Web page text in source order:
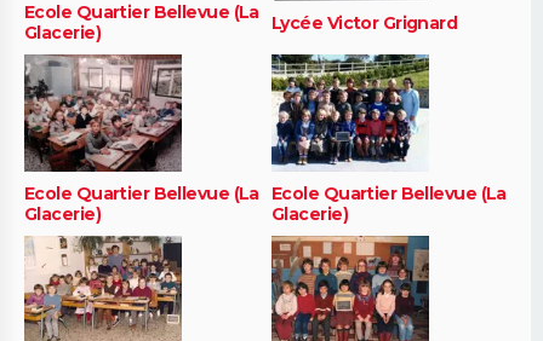
Ecole Quartier Bellevue (La
Glacerie)
Lycée Victor Grignard
Ecole Quartier Bellevue (La
Glacerie)
Ecole Quartier Bellevue (La
Glacerie)